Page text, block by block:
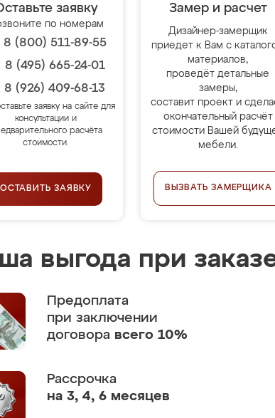
заявку
по номерам
8 (800) 511-89-55
8 (495) 665-24-01
8 (926) 409-68-13
заявку на сайте для
консультации и
расчёта
стоимости.
ОСТАВИТЬ ЗАЯВКУ
Замер и расчет
Дизайнер-замерщик
приедет к Вам с
материалов,
проведёт детальные
замеры,
составит проект и
окончательный расчёт
стоимости Вашей
мебели.
ВЫЗВАТЬ ЗАМЕРЩИКА
выгода при
Предоплата
при заключении
договора всего 10%
Рассрочка
на 3, 4, 6 месяцев